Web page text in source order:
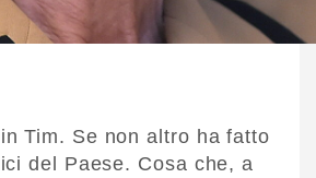
Tim. Se non altro ha fatto
del Paese. Cosa che, a